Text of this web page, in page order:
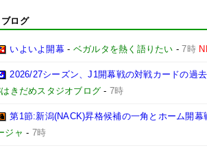
ブログ
いよいよ開幕- ベガルタを熱く語りたい -7時
2026/27シーズン、J1開幕戦の対戦カードの過
きだめスタジオブログ -7時
第1節:新潟(NACK)昇格候補の一角とホーム開幕
ジャ - 7時